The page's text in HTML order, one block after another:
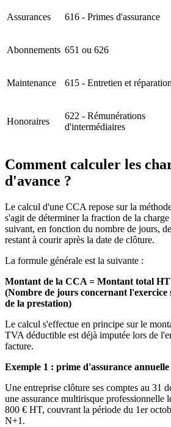
Assurances 616 - Primes d'assurance
Abonnements 651 ou 626
Maintenance 615 - Entretien et
Honoraires
622 - Rémunérations
d'intermédiaires
Comment calculer les
d'avance ?
Le calcul d'une CCA repose sur la
s'agit de déterminer la fraction de la
suivant, en fonction du nombre de jours,
restant à courir après la date de clôture.
La formule générale est la suivante :
Montant de la CCA = Montant total HT
(Nombre de jours concernant l'exercice
de la prestation)
Le calcul s'effectue en principe sur le
TVA déductible est déjà imputée lors de
facture.
Exemple 1 : prime d'assurance annuelle
Une entreprise clôture ses comptes au 31
une assurance multirisque professionnelle
800 € HT, couvrant la période du 1er
N+1.